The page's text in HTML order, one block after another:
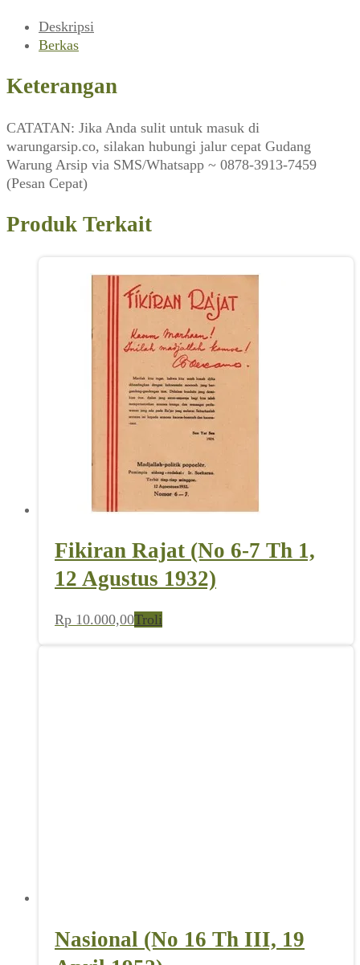
1964)Deskripsi
Berkas
Keterangan
CATATAN: Jika Anda sulit untuk masuk di
warungarsip.co, silakan hubungi jalur cepat Gudang
Warung Arsip via SMS/Whatsapp ~ 0878-3913-7459
(Pesan Cepat)
Produk Terkait
Fikiran Rajat (No 6-7 Th 1,
12 Agustus 1932)
Rp 10.000,00Troli
Nasional (No 16 Th III, 19